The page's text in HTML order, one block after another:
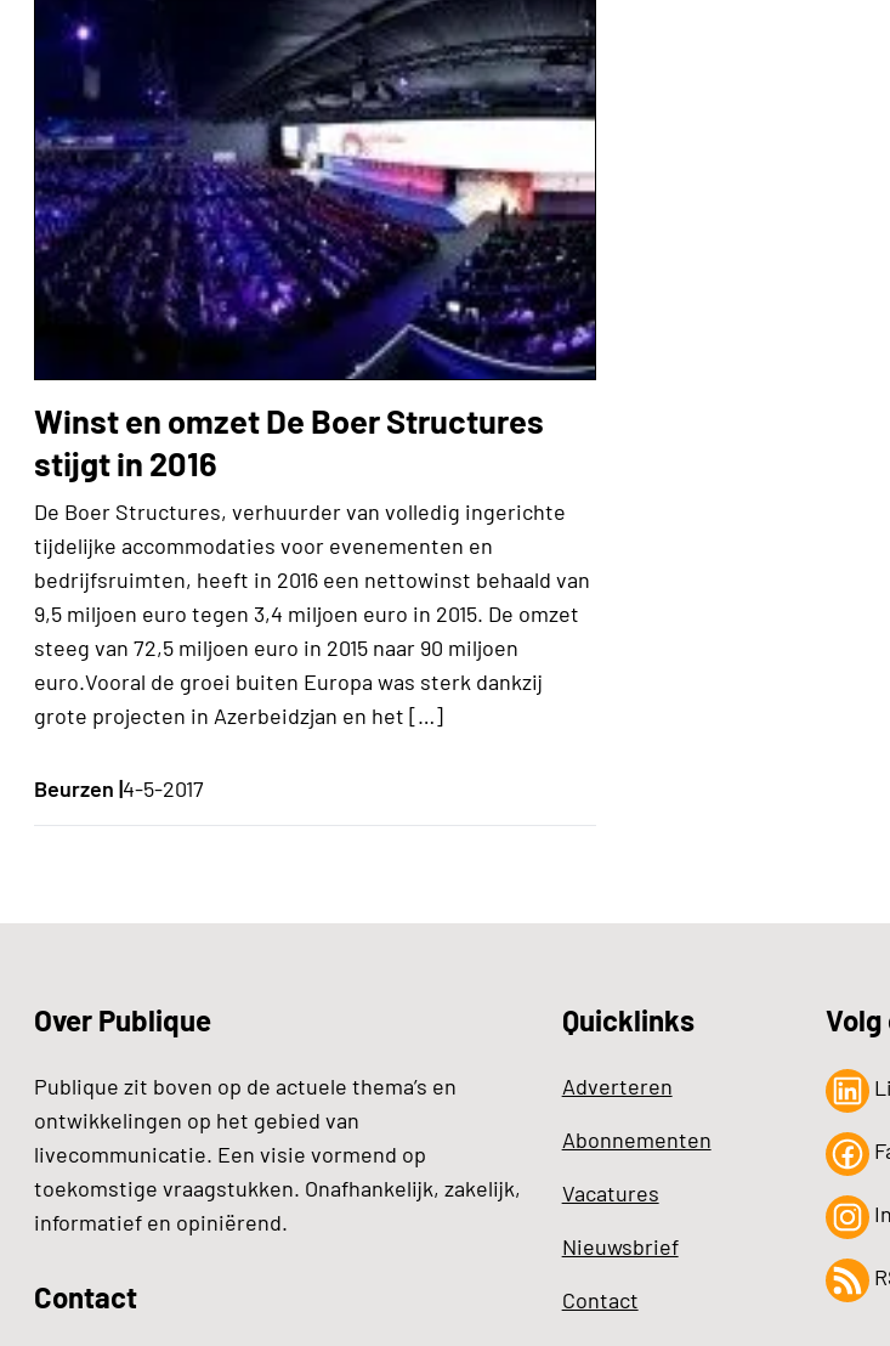
Winst en omzet De Boer Structures
stijgt in 2016
De Boer Structures, verhuurder van volledig ingerichte
tijdelijke accommodaties voor evenementen en
bedrijfsruimten, heeft in 2016 een nettowinst behaald van
9,5 miljoen euro tegen 3,4 miljoen euro in 2015. De omzet
steeg van 72,5 miljoen euro in 2015 naar 90 miljoen
euro.Vooral de groei buiten Europa was sterk dankzij
grote projecten in Azerbeidzjan en het […]
Beurzen |4-5-2017
Over Publique
Publique zit boven op de actuele thema’s en
ontwikkelingen op het gebied van
livecommunicatie. Een visie vormend op
toekomstige vraagstukken. Onafhankelijk, zakelijk,
informatief en opiniërend.
Contact
Quicklinks
Adverteren
Abonnementen
Vacatures
Nieuwsbrief
Contact
Volg